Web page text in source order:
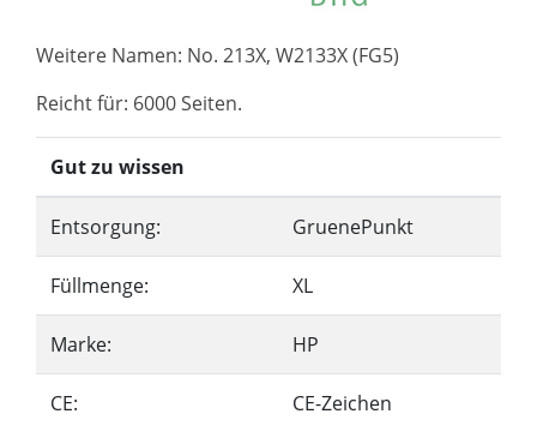
Weitere Namen: No. 213X, W2133X (FG5)
Reicht für: 6000 Seiten.
Gut zu wissen
Entsorgung: GruenePunkt
Füllmenge: XL
Marke: HP
CE: CE-Zeichen